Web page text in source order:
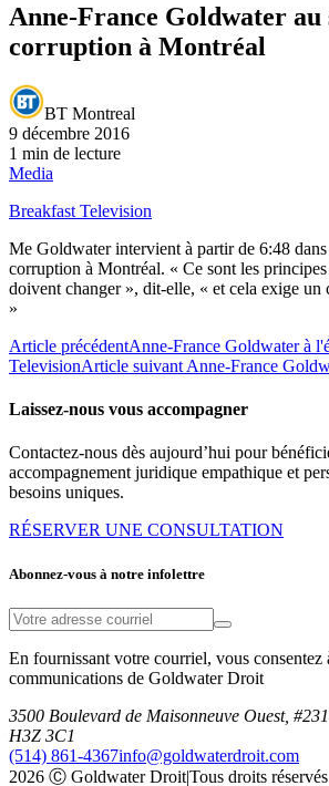
Anne-France Goldwater au
corruption à Montréal
BT Montreal
9 décembre 2016
1 min de lecture
Media
Breakfast Television
Me Goldwater intervient à partir de 6:48
corruption à Montréal. « Ce sont les
doivent changer », dit-elle, « et cela exige un
»
Article précédentAnne-France Goldwater à
TelevisionArticle suivant Anne-France
Laissez-nous vous accompagner
Contactez-nous dès aujourd’hui pour
accompagnement juridique empathique et
besoins uniques.
RÉSERVER UNE CONSULTATION
Abonnez-vous à notre infolettre
En fournissant votre courriel, vous consentez
communications de Goldwater Droit
3500 Boulevard de Maisonneuve Ouest,
H3Z 3C1
(514) 861-4367info@goldwaterdroit.com
2026 Ⓒ Goldwater Droit|Tous droits